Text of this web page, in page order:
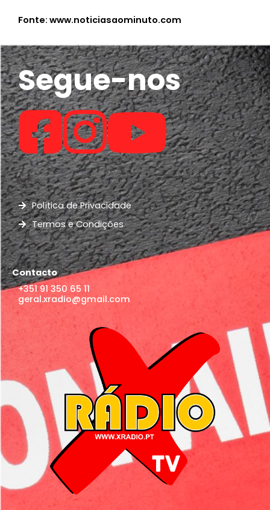
Fonte: www.noticiasaominuto.com
Segue-nos
Política de Privacidade
Termos e Condições
Contacto
+351 91 350 65 11
geral.xradio@gmail.com